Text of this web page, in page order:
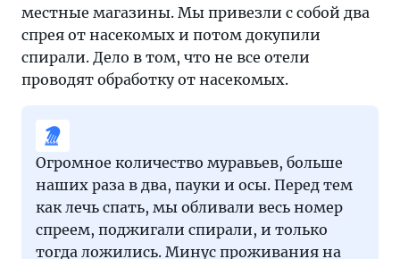
местные магазины. Мы привезли с собой два
спрея от насекомых и потом докупили
спирали. Дело в том, что не все отели
проводят обработку от насекомых.
Огромное количество муравьев, больше
наших раза в два, пауки и осы. Перед тем
как лечь спать, мы обливали весь номер
спреем, поджигали спирали, и только
тогда ложились. Минус проживания на